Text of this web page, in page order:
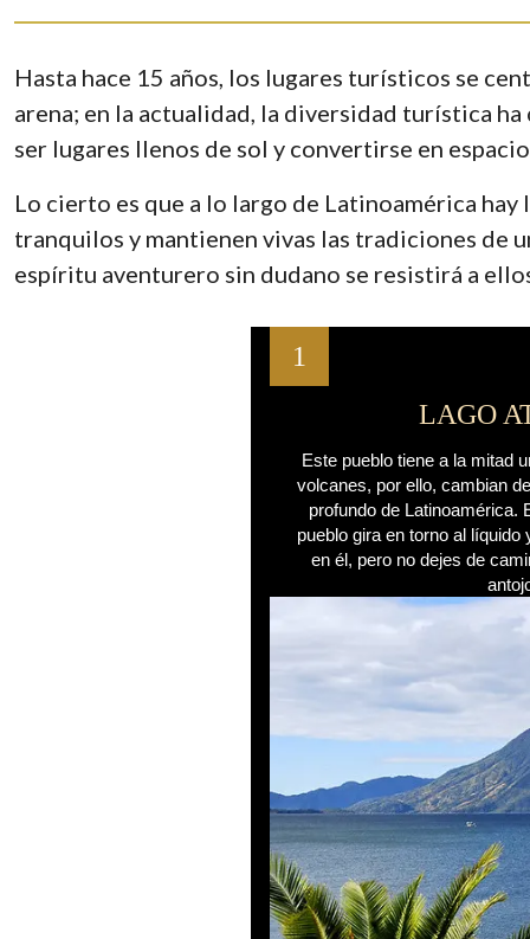
Hasta hace 15 años, los lugares turísticos se
arena; en la actualidad, la diversidad turística ha
ser lugares llenos de sol y convertirse en
Lo cierto es que a lo largo de Latinoamérica hay
tranquilos y mantienen vivas las tradiciones de
espíritu aventurero sin dudano se resistirá a
1
LAGO
Este pueblo tiene a la mitad
volcanes, por ello, cambian
profundo de Latinoamérica.
pueblo gira en torno al
en él, pero no dejes de